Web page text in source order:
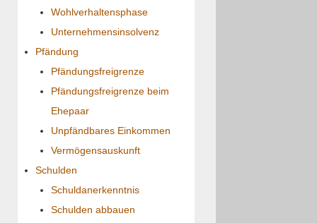
Wohlverhaltensphase
Unternehmensinsolvenz
Pfändung
Pfändungsfreigrenze
Pfändungsfreigrenze beim
Ehepaar
Unpfändbares Einkommen
Vermögensauskunft
Schulden
Schuldanerkenntnis
Schulden abbauen